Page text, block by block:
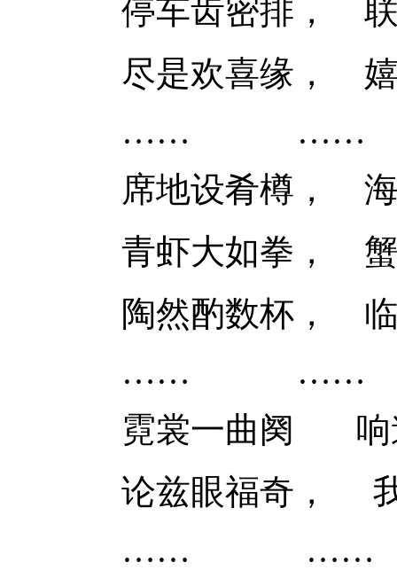
停车齿密排，
尽是欢喜缘，
……
……
席地设肴樽 ，
青虾大如拳，
陶然酌数杯，
……
……
霓裳一曲阕
论兹眼福奇，
……
……